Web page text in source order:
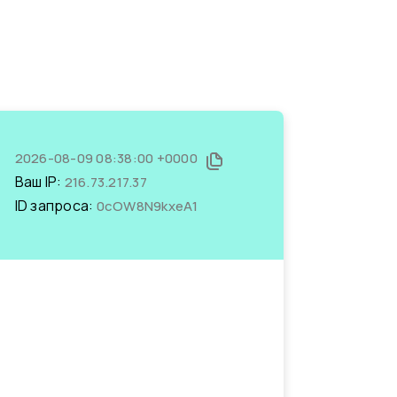
2026-08-09 08:38:00 +0000
Ваш IP: 216.73.217.37
ID запроса: 0cOW8N9kxeA1